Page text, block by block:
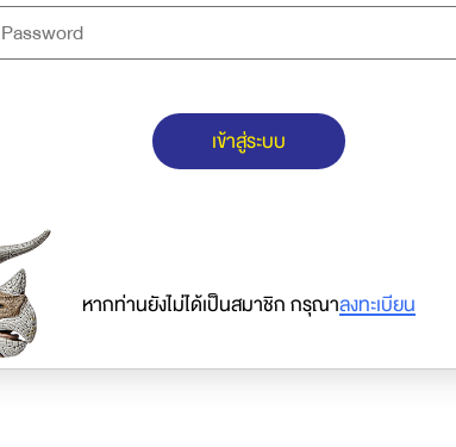
เข้าสู่ระบบ
หากท่านยังไม่ได้เป็นสมาชิก กรุณาลงทะเบียน